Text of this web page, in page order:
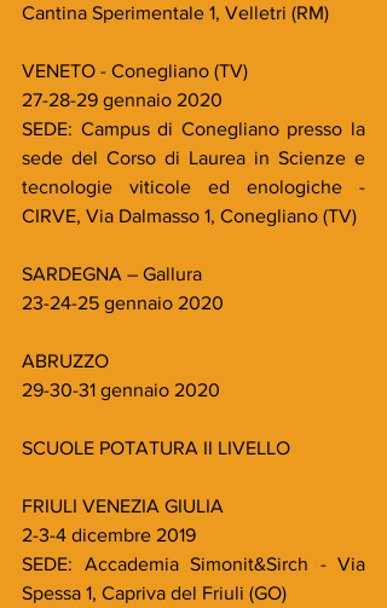
Cantina Sperimentale 1, Velletri (RM)
VENETO - Conegliano (TV)
27-28-29 gennaio 2020
SEDE: Campus di Conegliano presso la
sede del Corso di Laurea in Scienze e
tecnologie viticole ed enologiche -
CIRVE, Via Dalmasso 1, Conegliano (TV)
SARDEGNA – Gallura
23-24-25 gennaio 2020
ABRUZZO
29-30-31 gennaio 2020
SCUOLE POTATURA II LIVELLO
FRIULI VENEZIA GIULIA
2-3-4 dicembre 2019
SEDE: Accademia Simonit&Sirch - Via
Spessa 1, Capriva del Friuli (GO)